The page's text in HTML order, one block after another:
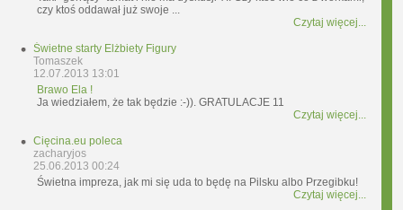
czy ktoś oddawał już swoje ...
Czytaj więcej...
Świetne starty Elżbiety Figury
Tomaszek
12.07.2013 13:01
Brawo Ela !
Ja wiedziałem, że tak będzie :-)). GRATULACJE 11
Czytaj więcej...
Cięcina.eu poleca
zacharyjos
25.06.2013 00:24
Świetna impreza, jak mi się uda to będę na Pilsku albo Przegibku!
Czytaj więcej...